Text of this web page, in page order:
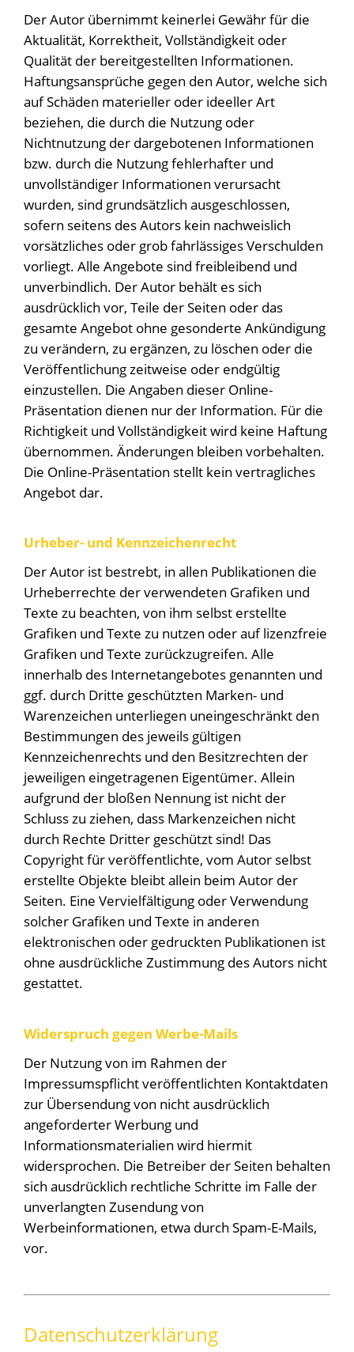
Der Autor übernimmt keinerlei Gewähr für die
Aktualität, Korrektheit, Vollständigkeit oder
Qualität der bereitgestellten Informationen.
Haftungsansprüche gegen den Autor, welche sich
auf Schäden materieller oder ideeller Art
beziehen, die durch die Nutzung oder
Nichtnutzung der dargebotenen Informationen
bzw. durch die Nutzung fehlerhafter und
unvollständiger Informationen verursacht
wurden, sind grundsätzlich ausgeschlossen,
sofern seitens des Autors kein nachweislich
vorsätzliches oder grob fahrlässiges Verschulden
vorliegt. Alle Angebote sind freibleibend und
unverbindlich. Der Autor behält es sich
ausdrücklich vor, Teile der Seiten oder das
gesamte Angebot ohne gesonderte Ankündigung
zu verändern, zu ergänzen, zu löschen oder die
Veröffentlichung zeitweise oder endgültig
einzustellen. Die Angaben dieser Online-
Präsentation dienen nur der Information. Für die
Richtigkeit und Vollständigkeit wird keine Haftung
übernommen. Änderungen bleiben vorbehalten.
Die Online-Präsentation stellt kein vertragliches
Angebot dar.
Urheber- und Kennzeichenrecht
Der Autor ist bestrebt, in allen Publikationen die
Urheberrechte der verwendeten Grafiken und
Texte zu beachten, von ihm selbst erstellte
Grafiken und Texte zu nutzen oder auf lizenzfreie
Grafiken und Texte zurückzugreifen. Alle
innerhalb des Internetangebotes genannten und
ggf. durch Dritte geschützten Marken- und
Warenzeichen unterliegen uneingeschränkt den
Bestimmungen des jeweils gültigen
Kennzeichenrechts und den Besitzrechten der
jeweiligen eingetragenen Eigentümer. Allein
aufgrund der bloßen Nennung ist nicht der
Schluss zu ziehen, dass Markenzeichen nicht
durch Rechte Dritter geschützt sind! Das
Copyright für veröffentlichte, vom Autor selbst
erstellte Objekte bleibt allein beim Autor der
Seiten. Eine Vervielfältigung oder Verwendung
solcher Grafiken und Texte in anderen
elektronischen oder gedruckten Publikationen ist
ohne ausdrückliche Zustimmung des Autors nicht
gestattet.
Widerspruch gegen Werbe-Mails
Der Nutzung von im Rahmen der
Impressumspflicht veröffentlichten Kontaktdaten
zur Übersendung von nicht ausdrücklich
angeforderter Werbung und
Informationsmaterialien wird hiermit
widersprochen. Die Betreiber der Seiten behalten
sich ausdrücklich rechtliche Schritte im Falle der
unverlangten Zusendung von
Werbeinformationen, etwa durch Spam-E-Mails,
vor.
Datenschutzerklärung